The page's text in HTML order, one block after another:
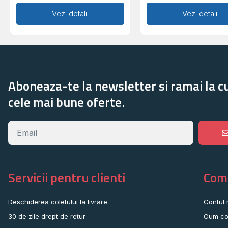
Adaugă în coș
Vezi detalii Adaugă în coș
Vezi detalii
Aboneaza-te la newsletter si ramai la
cele mai bune oferte.
Servicii pentru clienti
Deschiderea coletului la livrare
30 de zile drept de retur
Contul
Cum